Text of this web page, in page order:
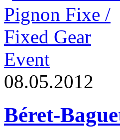
Event
08.05.2012
Béret-